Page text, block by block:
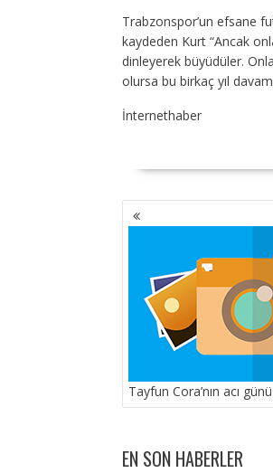
Trabzonspor’un efsane
kaydeden Kurt “Ancak
dinleyerek büyüdüler.
olursa bu birkaç yıl
İnternethaber
YAZI
GEZINMESI
Tayfun Cora’nın acı günü
EN SON HABERLER